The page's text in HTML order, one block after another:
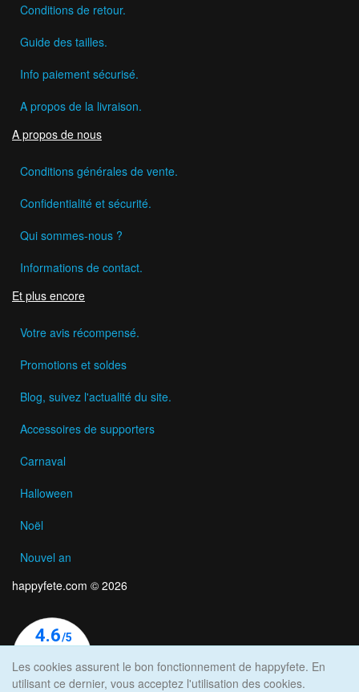
Conditions de retour.
Guide des tailles.
Info paiement sécurisé.
A propos de la livraison.
A propos de nous
Conditions générales de vente.
Confidentialité et sécurité.
Qui sommes-nous ?
Informations de contact.
Et plus encore
Votre avis récompensé.
Promotions et soldes
Blog, suivez l'actualité du site.
Accessoires de supporters
Carnaval
Halloween
Noël
Nouvel an
happyfete.com © 2026
Les cookies assurent le bon fonctionnement de happyfete. En
utilisant ce dernier, vous acceptez l'utilisation des cookies.